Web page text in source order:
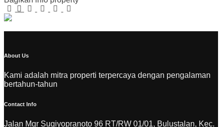
About Us
Kami adalah mitra properti terpercaya dengan pengalaman
bertahun-tahun
Contact Info
Jalan Mgr Sugiyopranoto 96 RT/RW 01/01, Bulustalan, Kec.